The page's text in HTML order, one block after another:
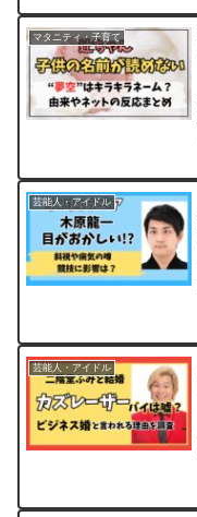
マタニティ・子育て
芸能人・アイドル
芸能人・アイドル